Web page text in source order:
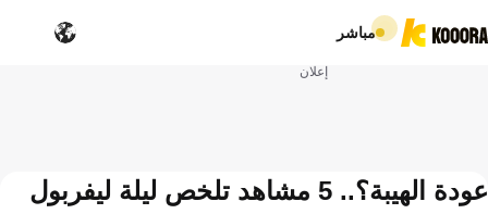
مباشر
إعلان
عودة الهيبة؟.. 5 مشاهد تلخص ليلة ليفربول